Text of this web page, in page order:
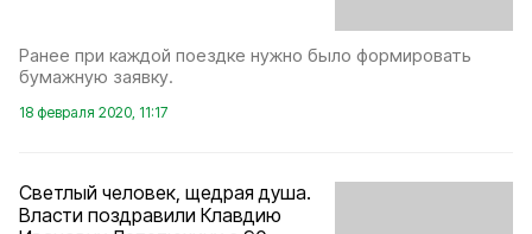
Ранее при каждой поездке нужно было формировать
бумажную заявку.
18 февраля 2020, 11:17
Светлый человек, щедрая душа.
Власти поздравили Клавдию